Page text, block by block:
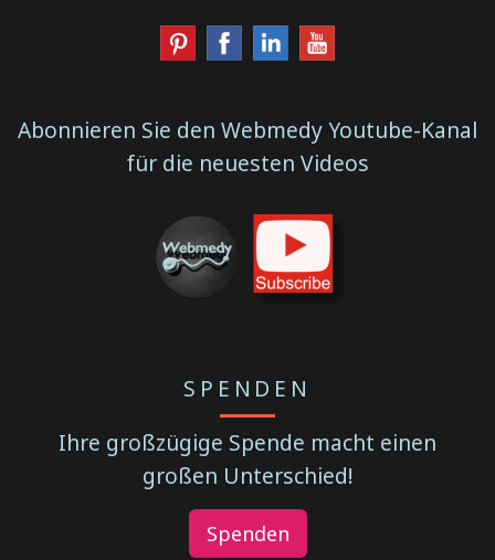
Abonnieren Sie den Webmedy Youtube-Kanal
für die neuesten Videos
SPENDEN
Ihre großzügige Spende macht einen
großen Unterschied!
Spenden